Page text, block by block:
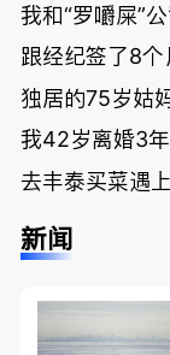
我和“罗嚼屎”
跟经纪签了8
独居的75岁姑
我42岁离婚3
去丰泰买菜遇
新闻